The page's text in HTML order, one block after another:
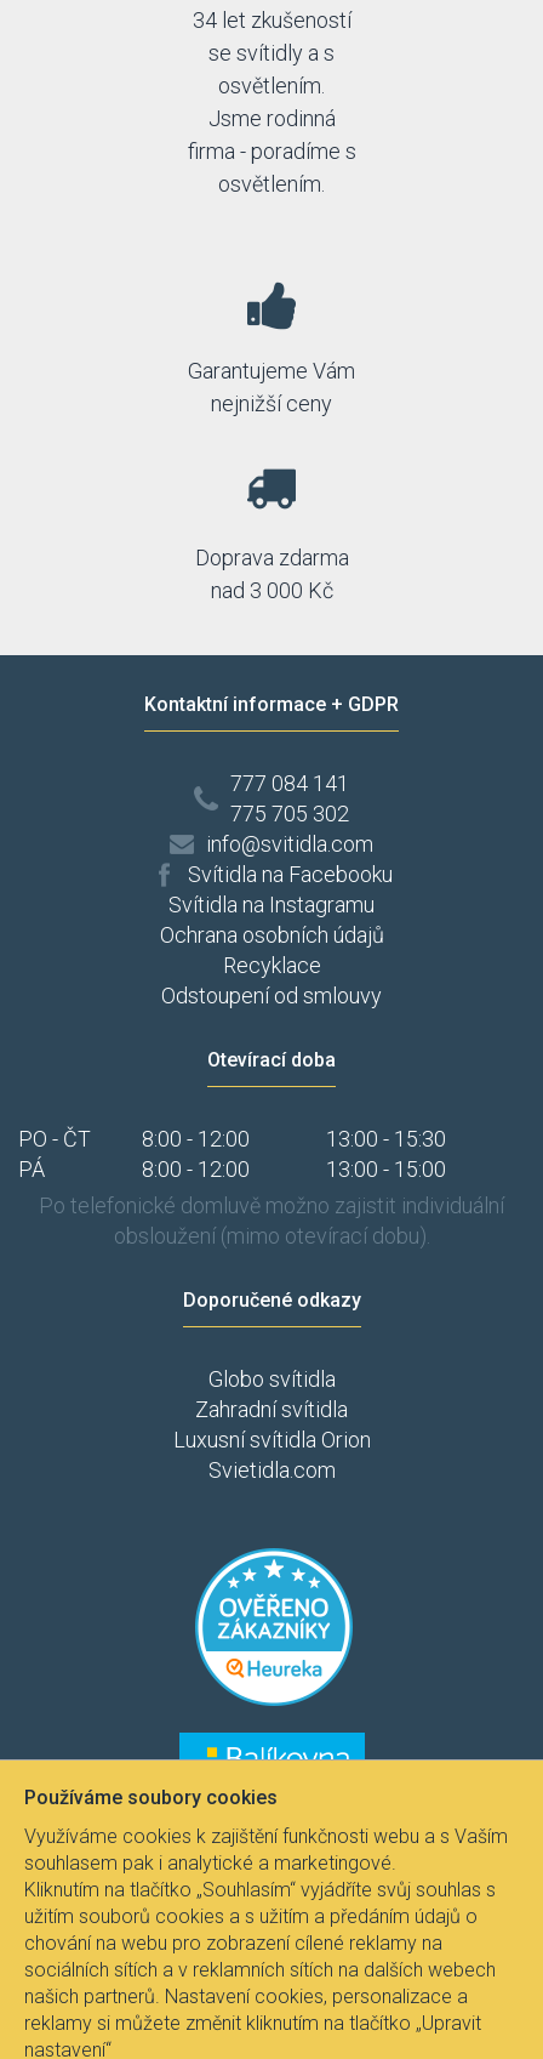
34 let zkušeností
se svítidly a s
osvětlením.
Jsme rodinná
firma - poradíme s
osvětlením.
Garantujeme Vám
nejnižší ceny
Doprava zdarma
nad 3 000 Kč
Kontaktní informace + GDPR
777 084 141
775 705 302
info@svitidla.com
Svítidla na Facebooku
Svítidla na Instagramu
Ochrana osobních údajů
Recyklace
Odstoupení od smlouvy
Otevírací doba
PO - ČT 8:00 - 12:00
13:00 - 15:30
PÁ
8:00 - 12:00
13:00 - 15:00
Po telefonické domluvě možno zajistit individuální
obsloužení (mimo otevírací dobu).
Doporučené odkazy
Globo svítidla
Zahradní svítidla
Luxusní svítidla Orion
Svietidla.com
Používáme soubory cookies
Využíváme cookies k zajištění funkčnosti webu a s Vaším
souhlasem pak i analytické a marketingové.
Kliknutím na tlačítko „Souhlasím“ vyjádříte svůj souhlas s
užitím souborů cookies a s užitím a předáním údajů o
chování na webu pro zobrazení cílené reklamy na
sociálních sítích a v reklamních sítích na dalších webech
našich partnerů. Nastavení cookies, personalizace a
reklamy si můžete změnit kliknutím na tlačítko „Upravit
nastavení“